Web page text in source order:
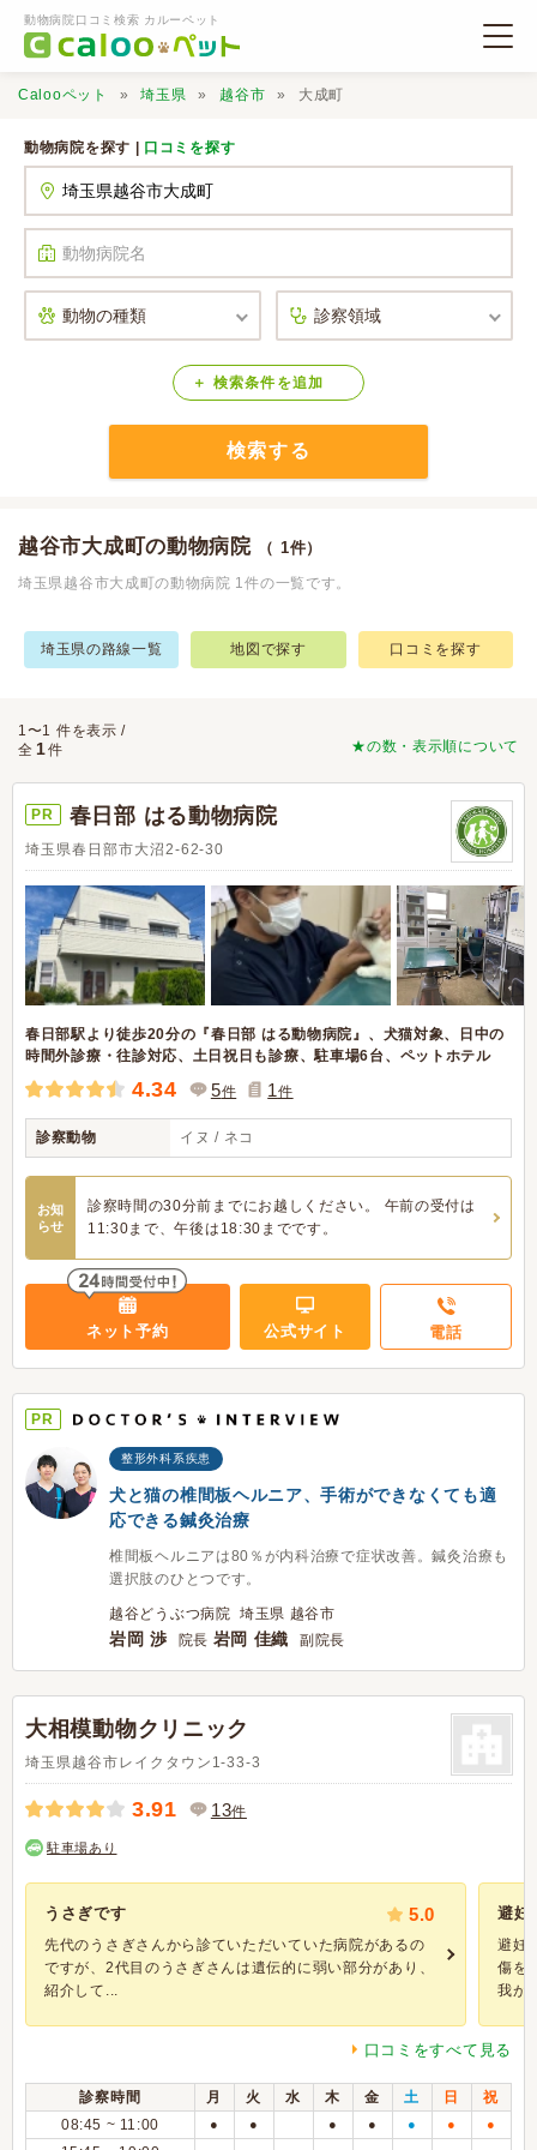
動物病院口コミ検索 カルーペット
口コミ検索
Calooペットとは？
Calooペット 埼玉県 越谷市 大成町
動物病院を探す | 口コミを探す
検索条件 を追加
検索する
越谷市大成町の動物病院 （ 1件）
埼玉県越谷市大成町の動物病院 1件の一覧です。
埼玉県の路線一覧 地図で探す 口コミを探す
★の数・表示順について
1〜1 件を表示 /
全 1件
PR 春日部 はる動物病院
埼玉県春日部市大沼2-62-30
春日部駅より徒歩20分の『春日部 はる動物病院』、犬猫対象、日中の
時間外診療・往診対応、土日祝日も診療、駐車場6台、ペットホテル
4.34 5件 1件
診察動物 イヌ / ネコ
お知
らせ
診察時間の30分前までにお越しください。 午前の受付は
11:30まで、午後は18:30までです。
ネット予約 公式サイト 電話
PR
整形外科系疾患
犬と猫の椎間板ヘルニア、手術ができなくても適
応できる鍼灸治療
椎間板ヘルニアは80％が内科治療で症状改善。鍼灸治療も
選択肢のひとつです。
越谷どうぶつ病院 埼玉県 越谷市
岩岡 渉 院長 岩岡 佳織 副院長
大相模動物クリニック
埼玉県越谷市レイクタウン1-33-3
3.91 13件
駐車場あり
うさぎです 5.0
先代のうさぎさんから診ていただいていた病院があるの
ですが、2代目のうさぎさんは遺伝的に弱い部分があり、
紹介して...
避妊
避妊
傷を
我が
口コミをすべて見る
診察時間 月 火 水 木 金 土 日
祝
08:45 ~ 11:00
● ● ● ● ● ● ●